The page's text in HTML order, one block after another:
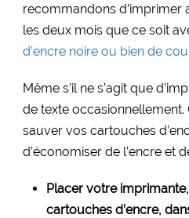
recommandons d’imprimer
les deux mois que ce soit
d’encre noire ou bien de
Même s’il ne s’agit que
de texte
sauver vos cartouches
d’économiser de l’encre et
Placer votre
cartouches d’encre,